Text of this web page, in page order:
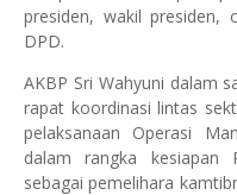
presiden, wakil presiden,
DPD.
AKBP Sri Wahyuni dalam
rapat koordinasi lintas
pelaksanaan Operasi
dalam rangka kesiapan
sebagai pemelihara